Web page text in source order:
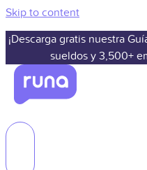
Skip to content
¡Descarga gratis nuestra
sueldos y 3,500+